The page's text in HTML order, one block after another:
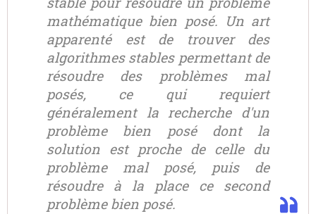
mathématique bien posé. Un art
apparenté est de trouver des
algorithmes stables permettant de
résoudre des problèmes mal
posés, ce qui requiert
généralement la recherche d'un
problème bien posé dont la
solution est proche de celle du
problème mal posé, puis de
résoudre à la place ce second
problème bien posé.